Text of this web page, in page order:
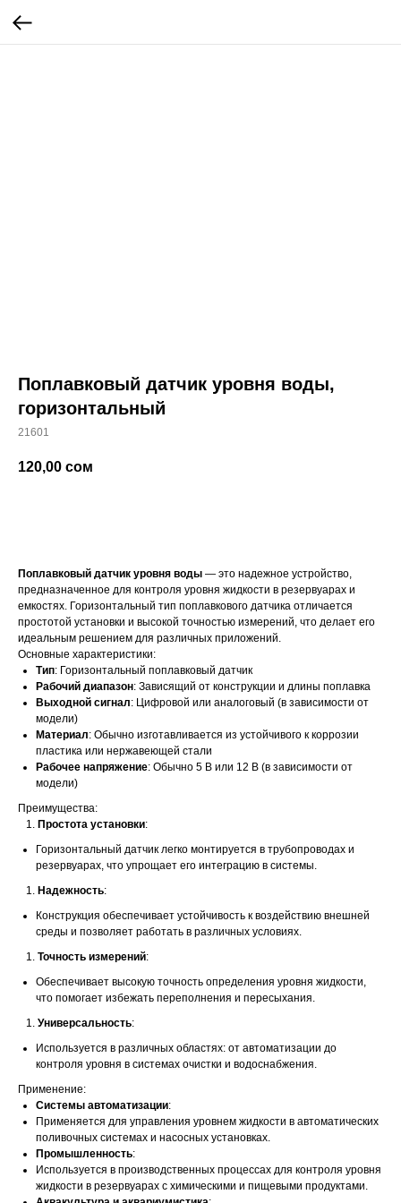
Поплавковый датчик уровня воды,
горизонтальный
21601
120,00 сом
Поплавковый датчик уровня воды — это надежное устройство,
предназначенное для контроля уровня жидкости в резервуарах и
емкостях. Горизонтальный тип поплавкового датчика отличается
простотой установки и высокой точностью измерений, что делает его
идеальным решением для различных приложений.
Основные характеристики:
Тип: Горизонтальный поплавковый датчик
Рабочий диапазон: Зависящий от конструкции и длины поплавка
Выходной сигнал: Цифровой или аналоговый (в зависимости от
модели)
Материал: Обычно изготавливается из устойчивого к коррозии
пластика или нержавеющей стали
Рабочее напряжение: Обычно 5 В или 12 В (в зависимости от
модели)
Преимущества:
Простота установки:
Горизонтальный датчик легко монтируется в трубопроводах и
резервуарах, что упрощает его интеграцию в системы.
Надежность:
Конструкция обеспечивает устойчивость к воздействию внешней
среды и позволяет работать в различных условиях.
Точность измерений:
Обеспечивает высокую точность определения уровня жидкости,
что помогает избежать переполнения и пересыхания.
Универсальность:
Используется в различных областях: от автоматизации до
контроля уровня в системах очистки и водоснабжения.
Применение:
Системы автоматизации:
Применяется для управления уровнем жидкости в автоматических
поливочных системах и насосных установках.
Промышленность:
Используется в производственных процессах для контроля уровня
жидкости в резервуарах с химическими и пищевыми продуктами.